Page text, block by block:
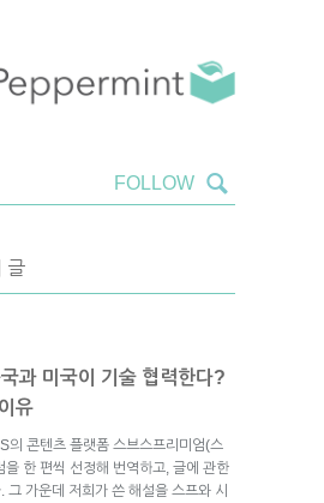
글
과 미국이 기술 협력한다?
유
의 콘텐츠 플랫폼 스브스프리미엄(스
을 한 편씩 선정해 번역하고, 글에 관한
그 가운데 저희가 쓴 해설을 스프와 시